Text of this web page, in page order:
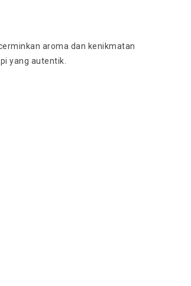
aroma dan kenikmatan
yang autentik.